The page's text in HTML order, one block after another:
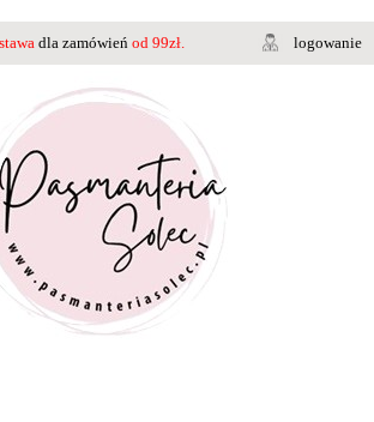
dla zamówień od 99zł. logowanie